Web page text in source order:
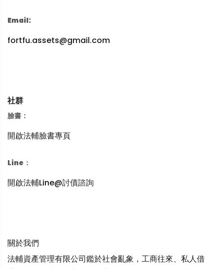
Email:
fortfu.assets@gmail.com
社群
臉書：
開啟法輔臉書專頁
Line：
開啟法輔Line@討債諮詢
關於我們
法輔資產管理有限公司鑑於社會亂象，工商往來、私人借